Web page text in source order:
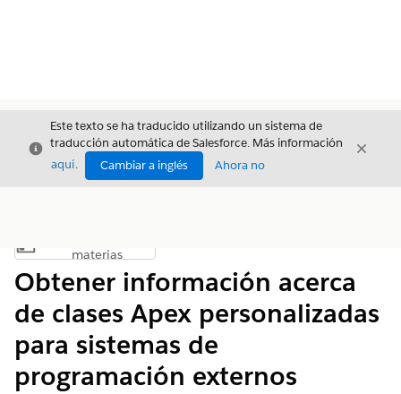
Cerrar
Este texto se ha traducido utilizando un sistema de
traducción automática de Salesforce. Más información
aquí. Cambiar a inglés Ahora no
Cerrar
Mostrar índice de materias
materias
Obtener información acerca
de clases Apex personalizadas
para sistemas de
programación externos